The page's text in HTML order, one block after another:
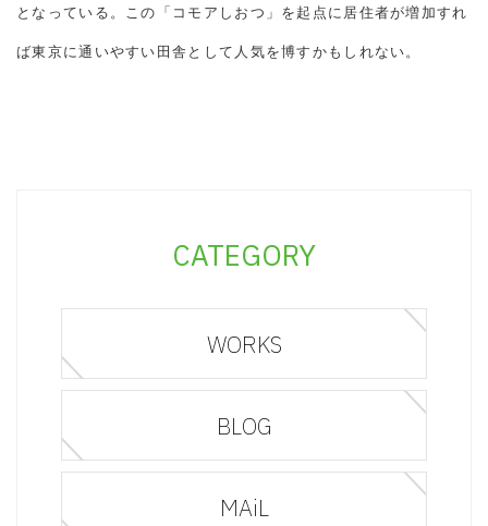
となっている。この「コモアしおつ」を起点に居住者が増加すれ
ば東京に通いやすい田舎として人気を博すかもしれない。
CATEGORY
WORKS
BLOG
MAiL